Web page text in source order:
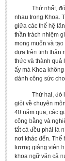
Thứ nhất,
nhau trong Khoa.
giữa các thế hệ
thần trách nhiệm
mong muốn và
dựa trên tinh thần
thức và thành quả
ấy mà Khoa
dành công sức
Thứ hai, đó là
giỏi về chuyên
40 năm qua, các
công bằng và
tất cả đều phải là
nơi khác đến. Thế
lượng giảng viên
khoa ngữ văn cả